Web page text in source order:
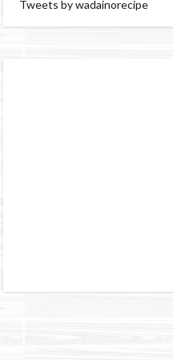
Tweets by wadainorecipe